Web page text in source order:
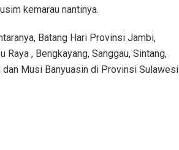
kemarau nantinya.
Batang Hari Provinsi Jambi,
, Bengkayang, Sanggau, Sintang,
dan Musi Banyuasin di Provinsi Sulawesi